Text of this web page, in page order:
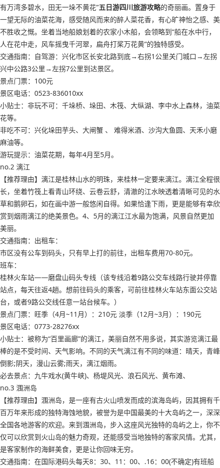
有万湾多碧水，田无一垛不黄花”五日游四川旅游攻略的奇丽画。置身于
一望无际的油菜花海，感受随风而来的醉人菜花香，有心旷神怡之感、美
不胜收之慨。坐着当地船娘划着的农家小木船，会领略到“船在水中行，
人在花中走，风车摇曳千河翠，扁舟打桨万花黄”的独特感受。
交通指南：自驾游：兴化市区长安北路到底→右拐1公里关门城口→左拐
兴中公路3公里→左拐7公里到达景区。
景点门票：100元
景区电话：0523-836010xx
小贴士：非玩不可：千垛桥、垛田、木筏、大纵湖、李中水上森林，油菜
花等。
非吃不可：兴化垛田芋头、大闸蟹 、 难得米酒、沙沟大鱼圆、天禾小磨
麻油等。
游玩提示：油菜花期，每年4月至5月。
no.2 漓江
【推荐理由】漓江是桂林山水的明珠，来桂林一定要来漓江。漓江全程很
长，坐着竹筏上看青山环绕、云卷云舒，清澈的江水映透着清晰可见的水
草和鹅卵石，如在画中游一般悠闲自得。如果恰逢下雨，更是能够有幸欣
赏到烟雨漓江的绝美景色。4、5月的漓江江水最为饱满，风景自然更加
美丽。
交通指南：出租车：
市区没有公车到码头，只有早上打的前往，出租车费用70-80元。
班车：
桂林火车站——磨盘山码头专线（该专线沿着9路公交车线路行驶并停靠
站点，每天往返4趟。想前往码头的乘客，可前往桂林火车站东面公交站
台，或者9路公交线任意一站台候车。）
景点门票：旺季（4月~11月）：210元 淡季（12月~3月）：190元
景区电话：0773-28276xx
小贴士：被称为“百里画廊”的漓江，美丽自然不用多说，其实游览漓江最
棒的是不受时间、天气影响。不同的天气漓江有不同的味道：晴天，青峰
倒影;阴天，漫山云雾;雨天，漓江烟雨。
必去景点：九牛戏水(黄牛峡)、杨堤风光、浪石风光、黄布滩、
no.3 涠洲岛
【推荐理由】涠洲岛，是一座有古火山喷发而成的滨海岛屿，因其拥有千
百万年来形成的独特海蚀地貌，被誉为是中国最美的十大岛屿之一，深深
全国各地游客的欢迎。来到涠洲岛，步入这座风光独特的岛屿之上，你不
仅可以欣赏到火山岛的魅力奇观，还能感受当地独特的客家风情。尤其，
是客家制作的海鲜美食，更是让你回味无穷。
交通指南：在国际港码头每天8：30、11：00、.16：00(不确定)有班船